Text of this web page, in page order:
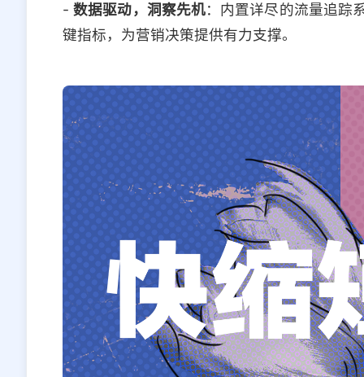
-数据驱动，洞察先机：内置详尽的流量追踪
键指标，为营销决策提供有力支撑。